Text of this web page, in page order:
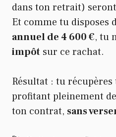
dans ton retrait)
Et comme tu disposes
annuel de 4 600 €, tu
impôt sur ce rachat.
Résultat : tu
profitant pleinement
ton contrat, sans